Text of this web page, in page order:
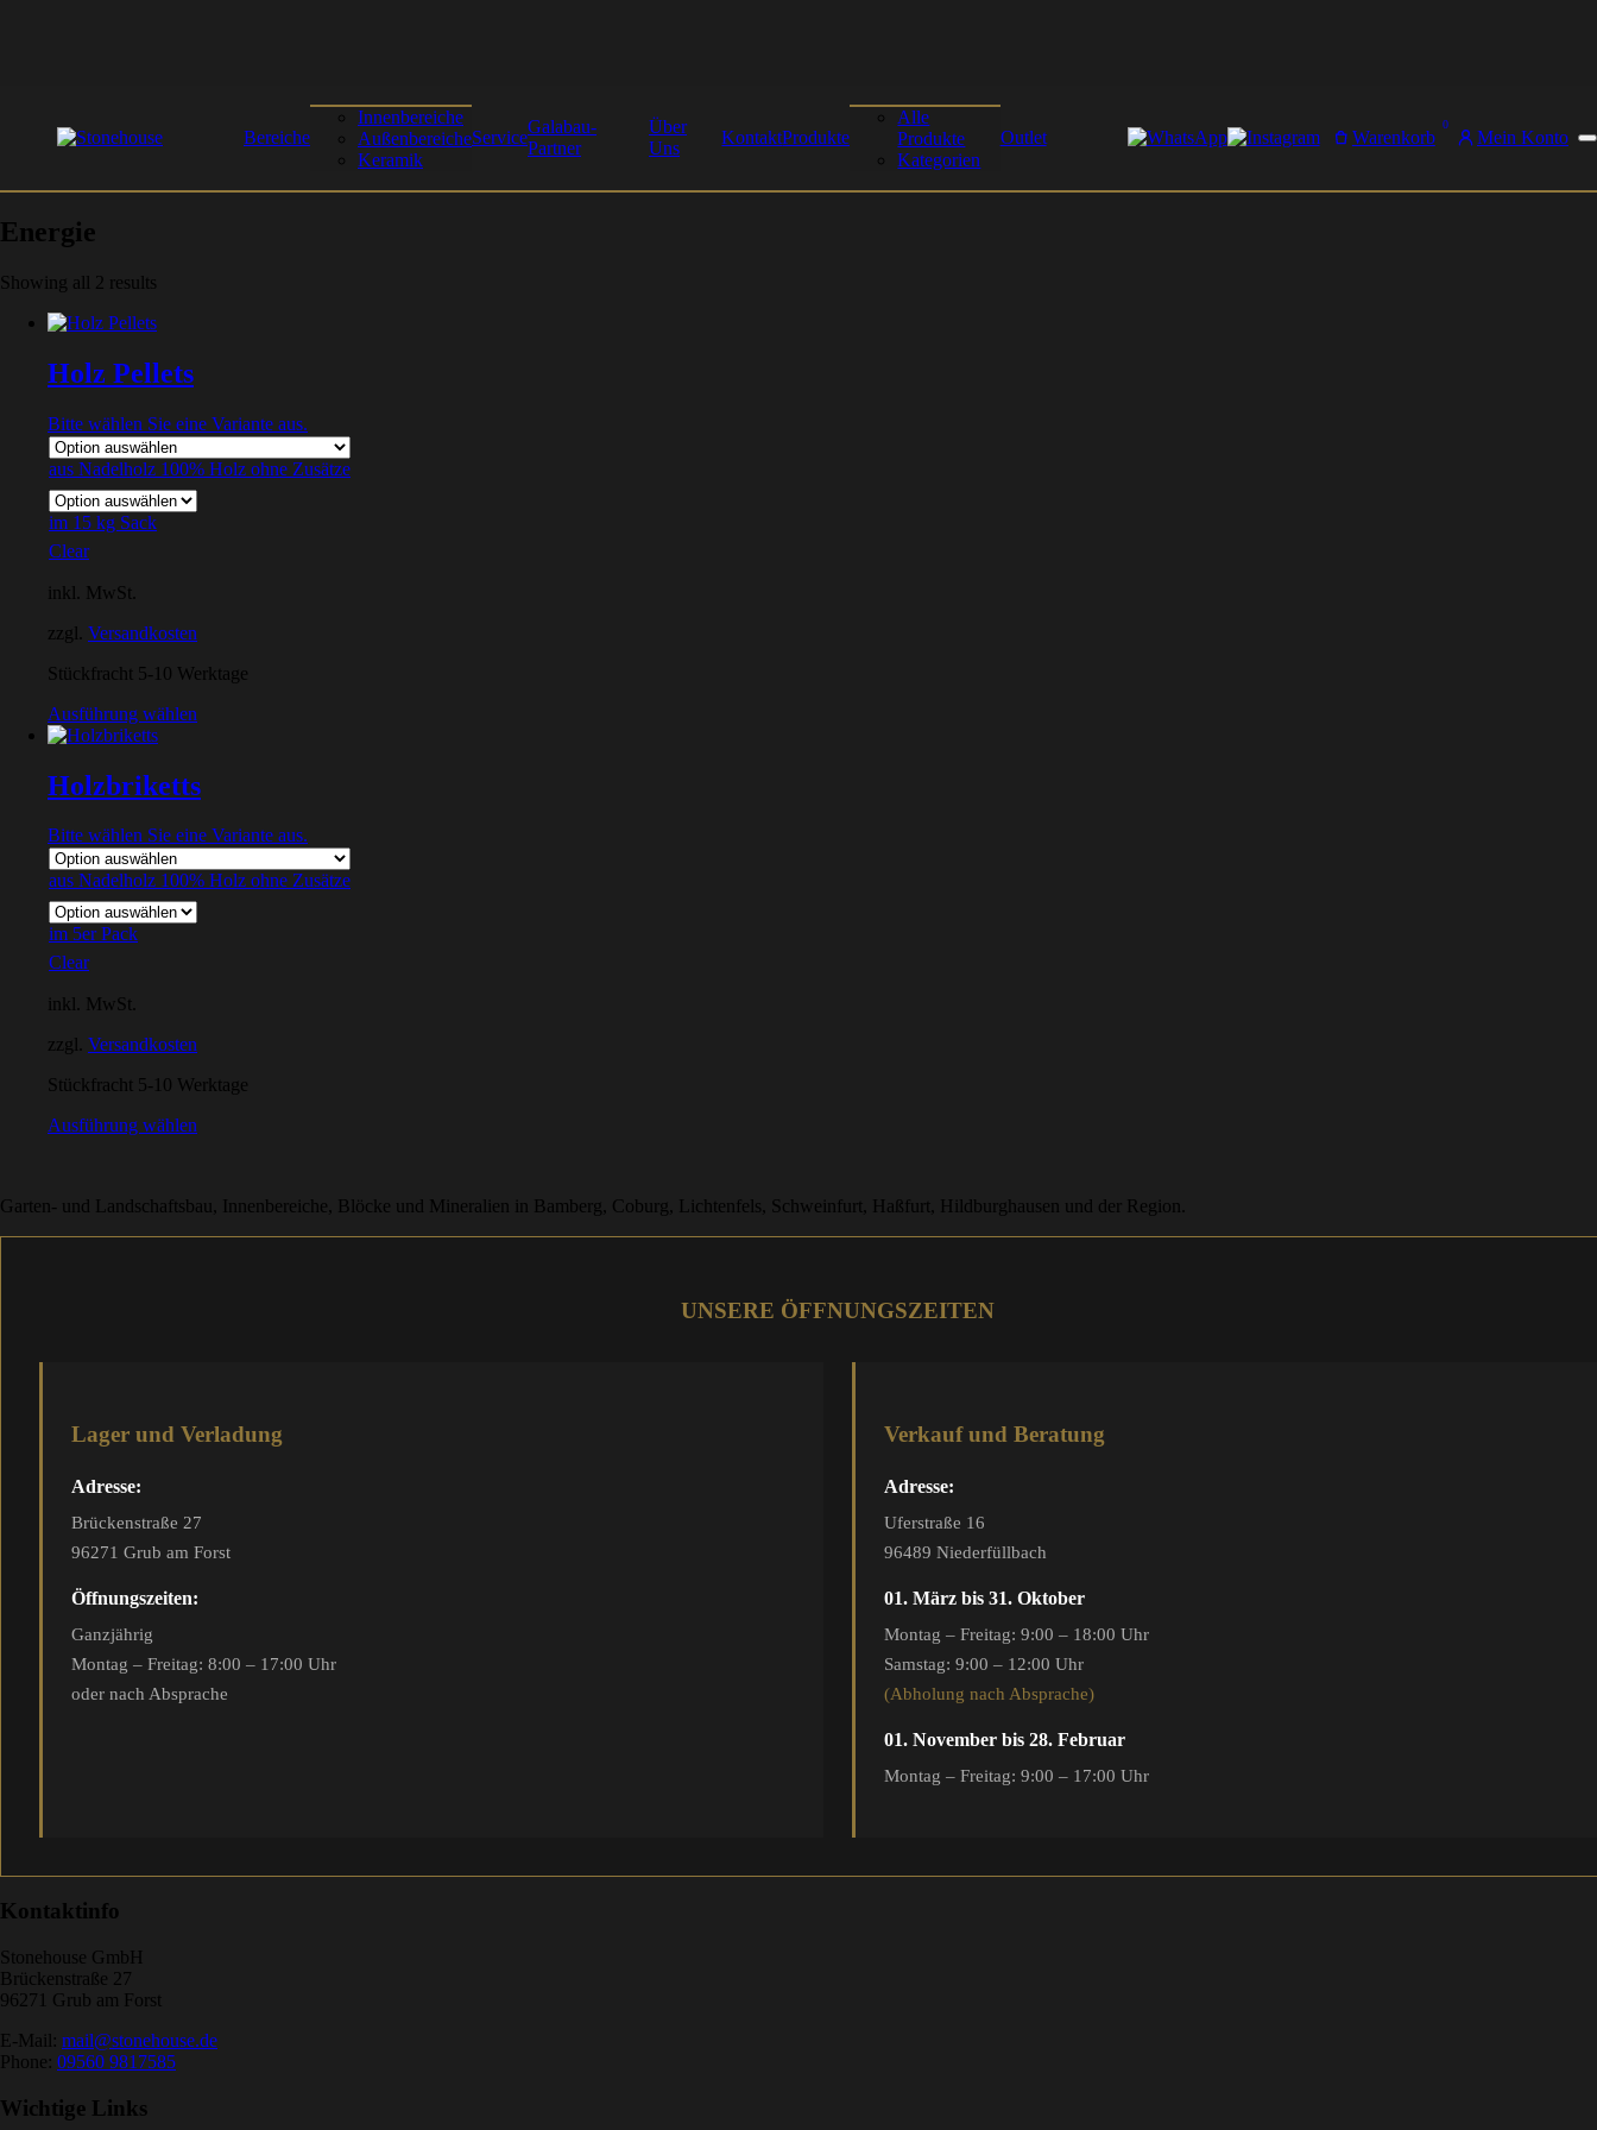
Bereiche
Innenbereiche
Außenbereiche
Keramik
Service
Galabau-
Partner
Über
Uns
KontaktProdukte
Alle
Produkte
Kategorien
Outlet Warenkorb
0
Mein Konto
Energie
Showing all 2 results
Holz Pellets
Bitte wählen Sie eine Variante aus.
aus Nadelholz 100% Holz ohne Zusätze
im 15 kg Sack
Clear
inkl. MwSt.
zzgl. Versandkosten
Stückfracht 5-10 Werktage
Ausführung wählen
Holzbriketts
Bitte wählen Sie eine Variante aus.
aus Nadelholz 100% Holz ohne Zusätze
im 5er Pack
Clear
inkl. MwSt.
zzgl. Versandkosten
Stückfracht 5-10 Werktage
Ausführung wählen
Garten- und Landschaftsbau, Innenbereiche, Blöcke und Mineralien in Bamberg, Coburg, Lichtenfels, Schweinfurt, Haßfurt, Hildburghausen und der Region.
UNSERE ÖFFNUNGSZEITEN
Lager und Verladung
Adresse:
Brückenstraße 27
96271 Grub am Forst
Öffnungszeiten:
Ganzjährig
Montag – Freitag: 8:00 – 17:00 Uhr
oder nach Absprache
Verkauf und Beratung
Adresse:
Uferstraße 16
96489 Niederfüllbach
01. März bis 31. Oktober
Montag – Freitag: 9:00 – 18:00 Uhr
Samstag: 9:00 – 12:00 Uhr
(Abholung nach Absprache)
01. November bis 28. Februar
Montag – Freitag: 9:00 – 17:00 Uhr
Kontaktinfo
Stonehouse GmbH
Brückenstraße 27
96271 Grub am Forst
E-Mail: mail@stonehouse.de
Phone: 09560 9817585
Wichtige Links